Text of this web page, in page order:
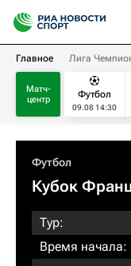
Главное Лига
Матч-
центр
Футбол
09.08 14:30
Футбол
Кубок
Тур:
Время начала: